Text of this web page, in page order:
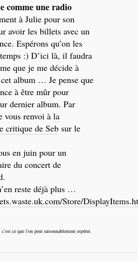
comme une radio
à Julie pour son
avoir les billets avec un
Espérons qu’on les
:) D’ici là, il faudra
que je me décide à
album … Je pense que
à être mûr pour
dernier album. Par
vous renvoi à la
critique de Seb sur le
en juin pour un
du concert de
reste déjà plus …
Store/
ce que l’on peut raisonnablement espérer.